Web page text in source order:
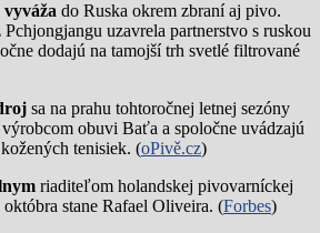
do Ruska okrem zbraní aj pivo.
uzavrela partnerstvo s ruskou
dodajú na tamojší trh svetlé filtrované
sa na prahu tohtoročnej letnej sezóny
obuvi Baťa a spoločne uvádzajú
tenisiek. (oPivě.cz)
riaditeľom holandskej pivovarníckej
stane Rafael Oliveira. (Forbes)